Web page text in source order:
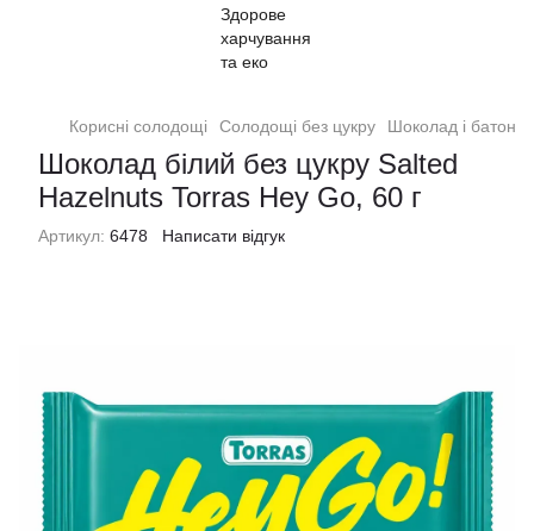
Корисні солодощі Солодощі без цукру Шоколад і
Шоколад білий без цукру Salted
Hazelnuts Torras Hey Go, 60 г
Артикул: 6478 Написати відгук